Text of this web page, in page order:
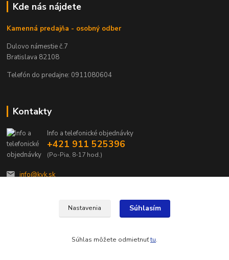
Kde nás nájdete
Kamenná predajňa - osobný odber
Dulovo námestie č.7
Bratislava 82108
Telefón do predajne: 0911080604
Kontakty
Info a telefonické objednávky
+421 911 525396
(Po-Pia, 8-17 hod.)
info@kvk.sk
Nastavenia Súhlasím
Súhlas môžete odmietnuťtu.